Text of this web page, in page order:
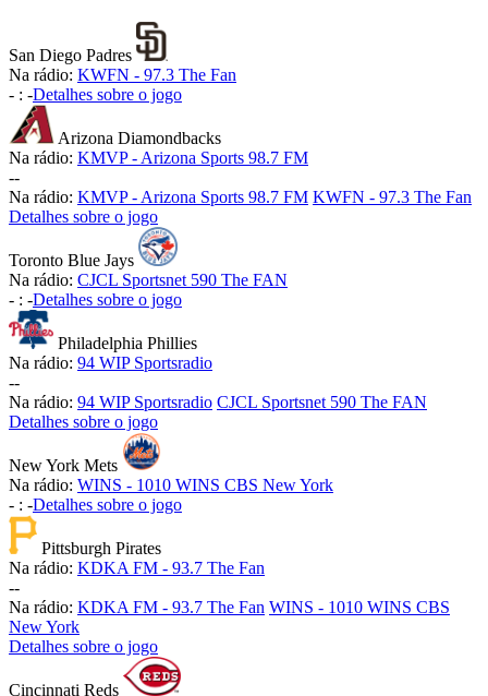
San Diego Padres
Na rádio: KWFN - 97.3 The Fan
- : -Detalhes sobre o jogo
Arizona Diamondbacks
Na rádio: KMVP - Arizona Sports 98.7 FM
--
Na rádio: KMVP - Arizona Sports 98.7 FM KWFN - 97.3 The Fan
Detalhes sobre o jogo
Toronto Blue Jays
Na rádio: CJCL Sportsnet 590 The FAN
- : -Detalhes sobre o jogo
Philadelphia Phillies
Na rádio: 94 WIP Sportsradio
--
Na rádio: 94 WIP Sportsradio CJCL Sportsnet 590 The FAN
Detalhes sobre o jogo
New York Mets
Na rádio: WINS - 1010 WINS CBS New York
- : -Detalhes sobre o jogo
Pittsburgh Pirates
Na rádio: KDKA FM - 93.7 The Fan
--
Na rádio: KDKA FM - 93.7 The Fan WINS - 1010 WINS CBS
New York
Detalhes sobre o jogo
Cincinnati Reds